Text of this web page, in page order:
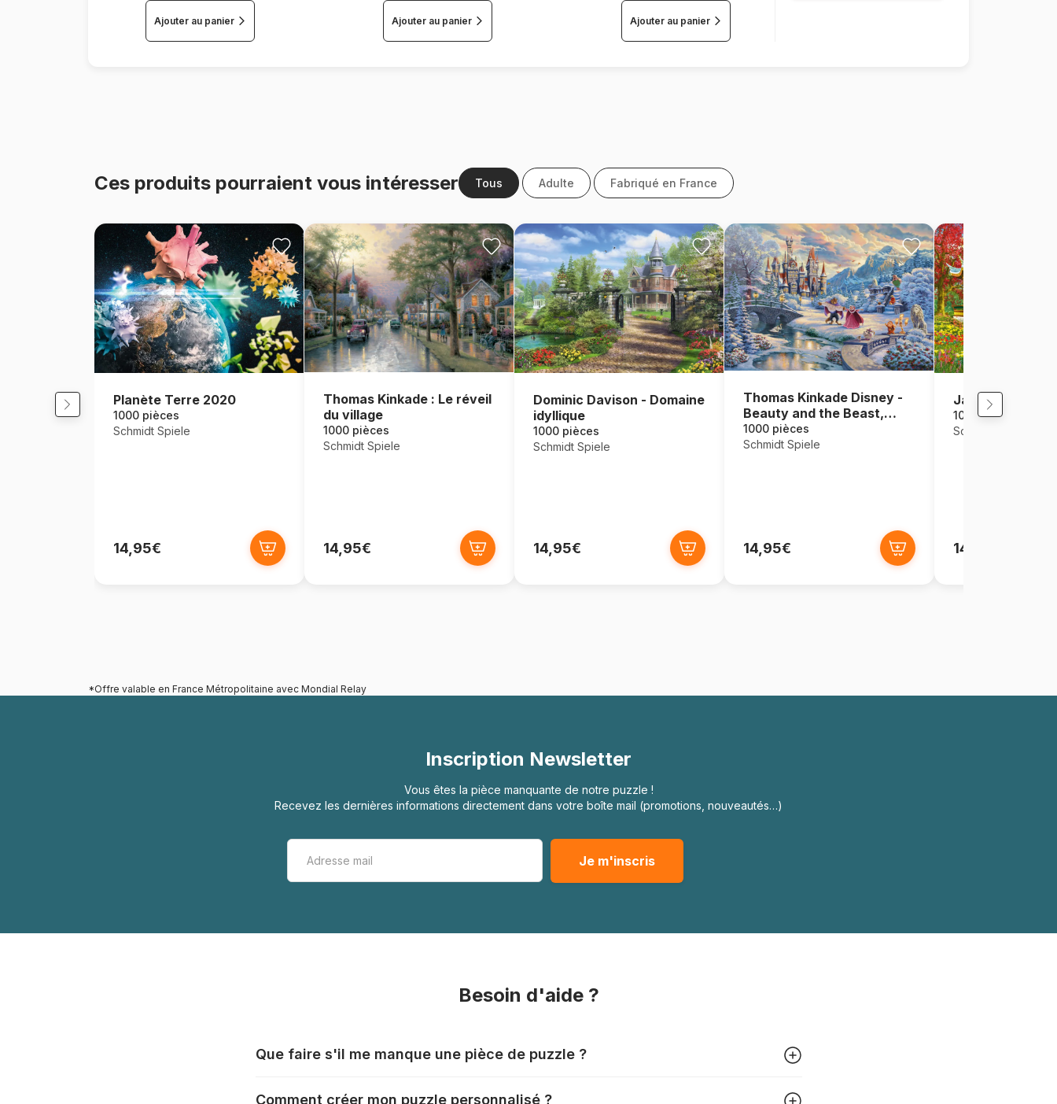
Ajouter au panier Ajouter au panier Ajouter au panier
Ces produits pourraient vous intéresser Tous Adulte Fabriqué en France
Planète Terre 2020
1000 pièces
Schmidt Spiele
14,95€
Thomas Kinkade : Le réveil
du village
1000 pièces
Schmidt Spiele
14,95€
Dominic Davison - Domaine
idyllique
1000 pièces
Schmidt Spiele
14,95€
Thomas Kinkade Disney -
Beauty and the Beast,
Magical Winter Evening
1000 pièces
Schmidt Spiele
14,95€
Jardin Japonais
1000 pièces
Schmidt Spiele
14,95€
*Offre valable en France Métropolitaine avec Mondial Relay
Inscription Newsletter
Vous êtes la pièce manquante de notre puzzle !
Recevez les dernières informations directement dans votre boîte mail (promotions, nouveautés…)
Besoin d'aide ?
Que faire s'il me manque une pièce de puzzle ?
Comment créer mon puzzle personnalisé ?